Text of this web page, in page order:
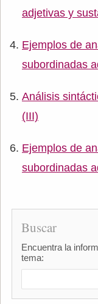
adjetivas y
Ejemplos de
subordinadas
Análisis
(III)
Ejemplos de
subordinadas
Buscar
Encuentra la
tema: